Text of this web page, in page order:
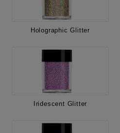
Holographic Glitter
Iridescent Glitter